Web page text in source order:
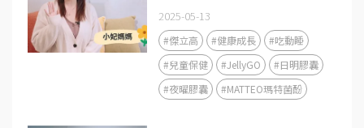
2025-05-13
#傑立高 #健康成長
#吃動睡
#兒童保健
#JellyGO
#日明膠囊
#夜曜膠囊
#MATTEO瑪特菌酚